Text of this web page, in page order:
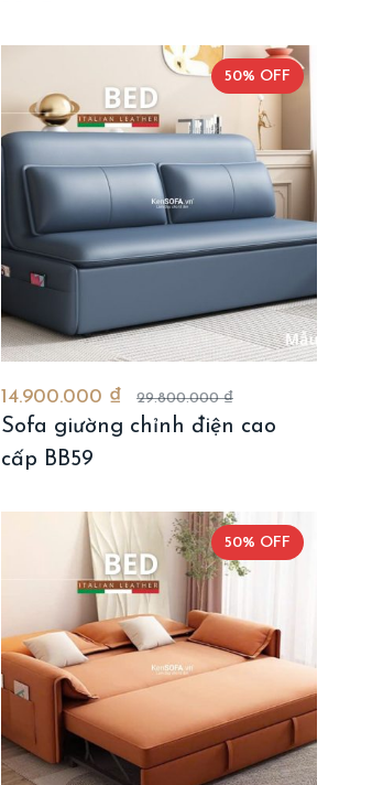
50% OFF
14.900.000 ₫ 29.800.000 ₫
Sofa giường chỉnh điện cao
cấp BB59
50% OFF